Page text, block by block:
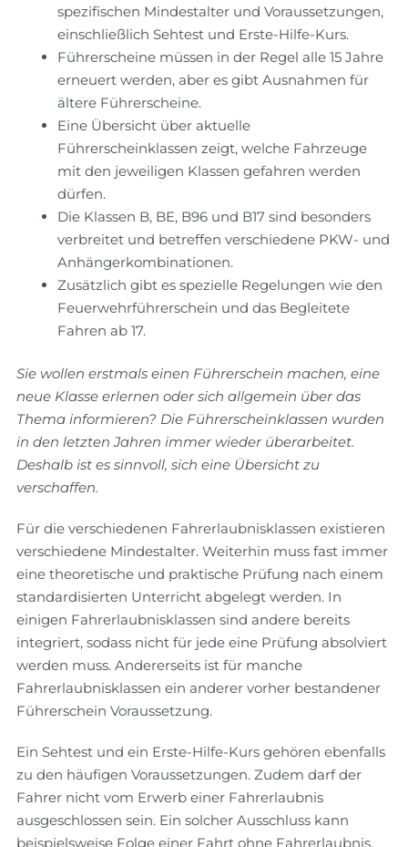
spezifischen Mindestalter und Voraussetzungen,
einschließlich Sehtest und Erste-Hilfe-Kurs.
Führerscheine müssen in der Regel alle 15 Jahre
erneuert werden, aber es gibt Ausnahmen für
ältere Führerscheine.
Eine Übersicht über aktuelle
Führerscheinklassen zeigt, welche Fahrzeuge
mit den jeweiligen Klassen gefahren werden
dürfen.
Die Klassen B, BE, B96 und B17 sind besonders
verbreitet und betreffen verschiedene PKW- und
Anhängerkombinationen.
Zusätzlich gibt es spezielle Regelungen wie den
Feuerwehrführerschein und das Begleitete
Fahren ab 17.
Sie wollen erstmals einen Führerschein machen, eine
neue Klasse erlernen oder sich allgemein über das
Thema informieren? Die Führerscheinklassen wurden
in den letzten Jahren immer wieder überarbeitet.
Deshalb ist es sinnvoll, sich eine Übersicht zu
verschaffen.
Für die verschiedenen Fahrerlaubnisklassen existieren
verschiedene Mindestalter. Weiterhin muss fast immer
eine theoretische und praktische Prüfung nach einem
standardisierten Unterricht abgelegt werden. In
einigen Fahrerlaubnisklassen sind andere bereits
integriert, sodass nicht für jede eine Prüfung absolviert
werden muss. Andererseits ist für manche
Fahrerlaubnisklassen ein anderer vorher bestandener
Führerschein Voraussetzung.
Ein Sehtest und ein Erste-Hilfe-Kurs gehören ebenfalls
zu den häufigen Voraussetzungen. Zudem darf der
Fahrer nicht vom Erwerb einer Fahrerlaubnis
ausgeschlossen sein. Ein solcher Ausschluss kann
beispielsweise Folge einer Fahrt ohne Fahrerlaubnis,